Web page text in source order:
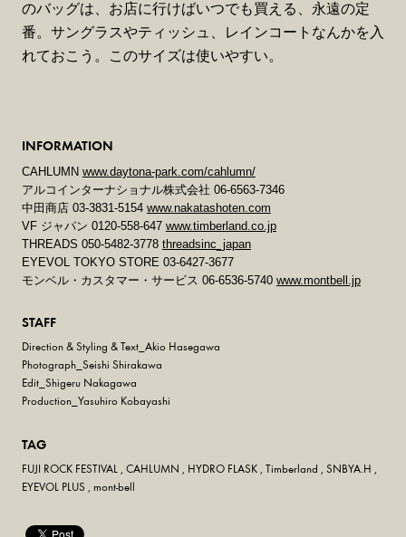
のバッグは、お店に行けばいつでも買える、永遠の定
番。サングラスやティッシュ、レインコートなんかを入
れておこう。このサイズは使いやすい。
INFORMATION
CAHLUMN www.daytona-park.com/cahlumn/
アルコインターナショナル株式会社 06-6563-7346
中田商店 03-3831-5154 www.nakatashoten.com
VF ジャパン 0120-558-647 www.timberland.co.jp
THREADS 050-5482-3778 threadsinc_japan
EYEVOL TOKYO STORE 03-6427-3677
モンベル・カスタマー・サービス 06-6536-5740 www.montbell.jp
STAFF
Direction & Styling & Text_Akio Hasegawa
Photograph_Seishi Shirakawa
Edit_Shigeru Nakagawa
Production_Yasuhiro Kobayashi
TAG
FUJI ROCK FESTIVAL, CAHLUMN , HYDRO FLASK, Timberland , SNBYA.H ,
EYEVOL PLUS , mont-bell